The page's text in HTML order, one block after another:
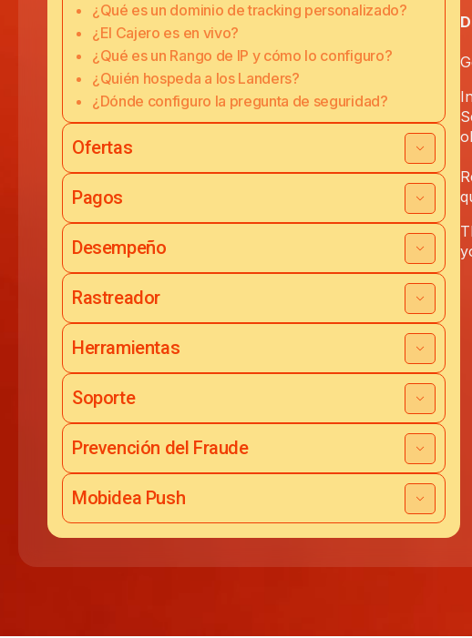
¿Qué es un dominio de tracking personalizado?
¿El Cajero es en vivo?
¿Qué es un Rango de IP y cómo lo configuro?
¿Quién hospeda a los Landers?
¿Dónde configuro la pregunta de seguridad?
Ofertas
Pagos
Desempeño
Rastreador
Herramientas
Soporte
Prevención del Fraude
Mobidea Push